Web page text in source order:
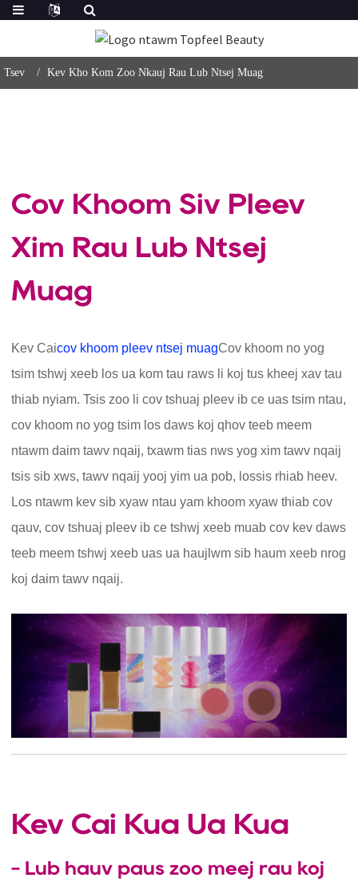
Tsev Kev Kho Kom Zoo Nkauj Rau Lub Ntsej Muag
Cov Khoom Siv Pleev
Xim Rau Lub Ntsej
Muag
Kev Caicov khoom pleev ntsej muagCov khoom no yog
tsim tshwj xeeb los ua kom tau raws li koj tus kheej xav tau
thiab nyiam. Tsis zoo li cov tshuaj pleev ib ce uas tsim ntau,
cov khoom no yog tsim los daws koj qhov teeb meem
ntawm daim tawv nqaij, txawm tias nws yog xim tawv nqaij
tsis sib xws, tawv nqaij yooj yim ua pob, lossis rhiab heev.
Los ntawm kev sib xyaw ntau yam khoom xyaw thiab cov
qauv, cov tshuaj pleev ib ce tshwj xeeb muab cov kev daws
teeb meem tshwj xeeb uas ua haujlwm sib haum xeeb nrog
koj daim tawv nqaij.
Kev Cai Kua Ua Kua
- Lub hauv paus zoo meej rau koj